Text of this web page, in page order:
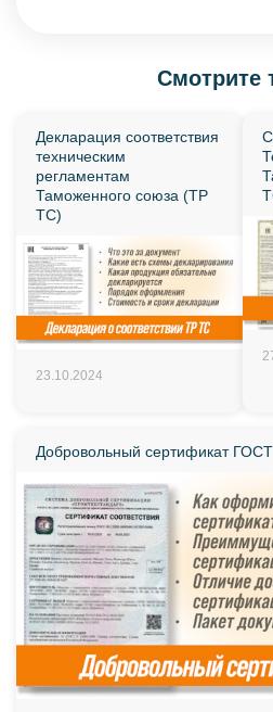
Смотрите
Декларация соответствия
техническим
регламентам
Таможенного союза (ТР
ТС)
23.10.2024
Добровольный сертификат